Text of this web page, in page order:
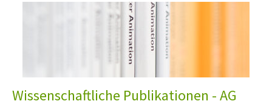
Wissenschaftliche Publikationen - AG